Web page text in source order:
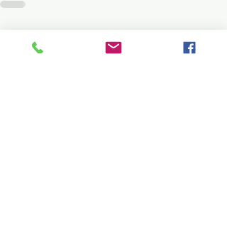
Entradas recientes Ver todo